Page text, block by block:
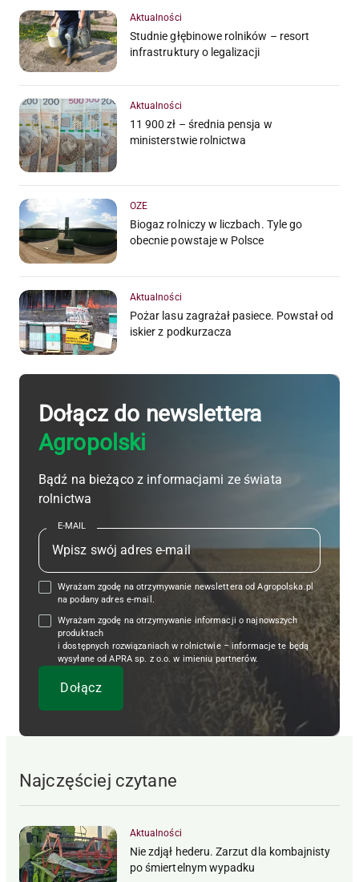
Aktualności
Studnie głębinowe rolników – resort
infrastruktury o legalizacji
Aktualności
11 900 zł – średnia pensja w
ministerstwie rolnictwa
OZE
Biogaz rolniczy w liczbach. Tyle go
obecnie powstaje w Polsce
Aktualności
Pożar lasu zagrażał pasiece. Powstał od
iskier z podkurzacza
Dołącz do newslettera
Agropolski
Bądź na bieżąco z informacjami ze świata
rolnictwa
E-MAIL
Wyrażam zgodę na otrzymywanie newslettera od Agropolska.pl
na podany adres e-mail.
Wyrażam zgodę na otrzymywanie informacji o najnowszych
produktach
i dostępnych rozwiązaniach w rolnictwie – informacje te będą
wysyłane od APRA sp. z o.o. w imieniu partnerów.
Najczęściej czytane
Aktualności
Nie zdjął hederu. Zarzut dla kombajnisty
po śmiertelnym wypadku